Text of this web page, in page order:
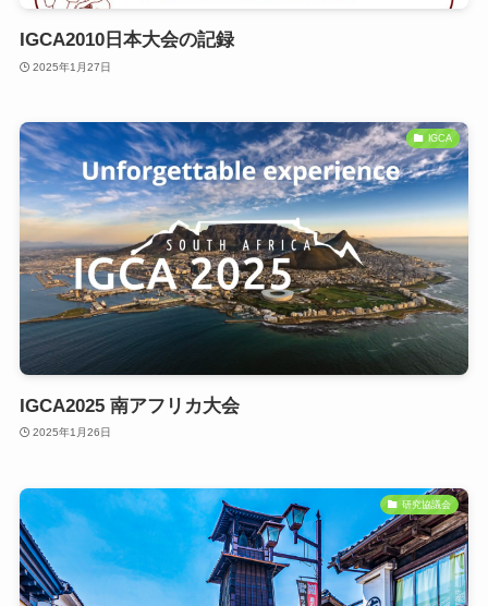
IGCA2010日本大会の記録
2025年1月27日
IGCA
IGCA2025 南アフリカ大会
2025年1月26日
研究協議会